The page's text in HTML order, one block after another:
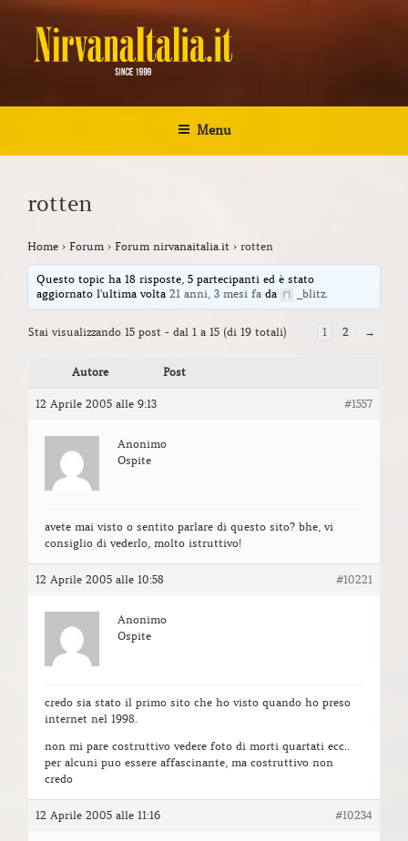
contenuto
NIRVANA ITALIA
Menu
rotten
Home › Forum › Forum nirvanaitalia.it › rotten
Questo topic ha 18 risposte, 5 partecipanti ed è stato
aggiornato l'ultima volta21 anni, 3 mesi fa da _blitz.
Stai visualizzando 15 post - dal 1 a 15 (di 19 totali) 1 2 →
Autore Post
12 Aprile 2005 alle 9:13 #1557
Anonimo
Ospite
avete mai visto o sentito parlare di questo sito? bhe, vi
consiglio di vederlo, molto istruttivo!
12 Aprile 2005 alle 10:58 #10221
Anonimo
Ospite
credo sia stato il primo sito che ho visto quando ho preso
internet nel 1998.
non mi pare costruttivo vedere foto di morti quartati ecc..
per alcuni puo essere affascinante, ma costruttivo non
credo
12 Aprile 2005 alle 11:16 #10234